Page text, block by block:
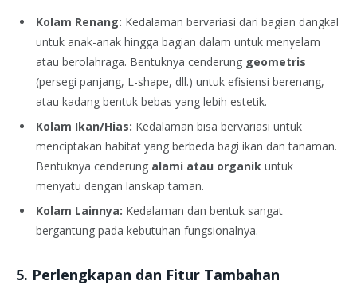
Kolam Renang: Kedalaman bervariasi dari bagian dangkal
untuk anak-anak hingga bagian dalam untuk menyelam
atau berolahraga. Bentuknya cenderung geometris
(persegi panjang, L-shape, dll.) untuk efisiensi berenang,
atau kadang bentuk bebas yang lebih estetik.
Kolam Ikan/Hias: Kedalaman bisa bervariasi untuk
menciptakan habitat yang berbeda bagi ikan dan tanaman.
Bentuknya cenderung alami atau organik untuk
menyatu dengan lanskap taman.
Kolam Lainnya: Kedalaman dan bentuk sangat
bergantung pada kebutuhan fungsionalnya.
5. Perlengkapan dan Fitur Tambahan